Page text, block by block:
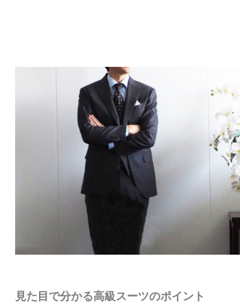
見た目で分かる高級スーツのポイント